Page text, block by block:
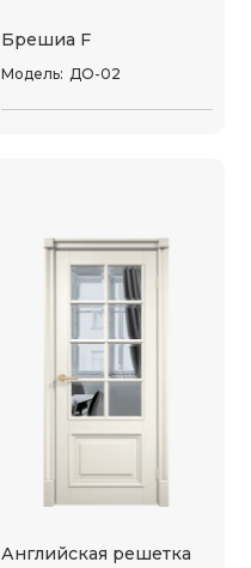
Брешиа F
Модель: ДО-02
Английская решетка